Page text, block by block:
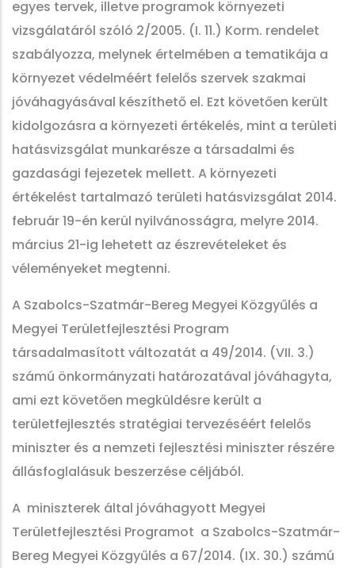
egyes tervek, illetve programok környezeti
vizsgálatáról szóló 2/2005. (I. 11.) Korm. rendelet
szabályozza, melynek értelmében a tematikája a
környezet védelméért felelős szervek szakmai
jóváhagyásával készíthető el. Ezt követően került
kidolgozásra a környezeti értékelés, mint a területi
hatásvizsgálat munkarésze a társadalmi és
gazdasági fejezetek mellett. A környezeti
értékelést tartalmazó területi hatásvizsgálat 2014.
február 19-én kerül nyilvánosságra, melyre 2014.
március 21-ig lehetett az észrevételeket és
véleményeket megtenni.
A Szabolcs-Szatmár-Bereg Megyei Közgyűlés a
Megyei Területfejlesztési Program
társadalmasított változatát a 49/2014. (VII. 3.)
számú önkormányzati határozatával jóváhagyta,
ami ezt követően megküldésre került a
területfejlesztés stratégiai tervezéséért felelős
miniszter és a nemzeti fejlesztési miniszter részére
állásfoglalásuk beszerzése céljából.
A miniszterek által jóváhagyott Megyei
Területfejlesztési Programot a Szabolcs-Szatmár-
Bereg Megyei Közgyűlés a 67/2014. (IX. 30.) számú